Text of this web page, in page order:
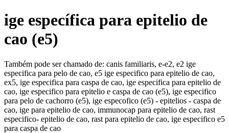
ige específica para epitelio de
cao (e5)
Também pode ser chamado de: canis familiaris, e-e2, e2 ige
especifica para pelo de cao, e5 ige especifico para epitelio de cao,
ex5, ige especifica para caspa de cao, ige especifica para epitelio de
cao, ige especifico para epitelio e caspa de cao (e5), ige especifico
para pelo de cachorro (e5), ige especofico (e5) - epitelios - caspa de
cao, ige para epitelio de cao, immunocap para epitelio de cao, rast
especifico- epitelio de cao, rast para epitelio de cao, ige especifico e5
para caspa de cao